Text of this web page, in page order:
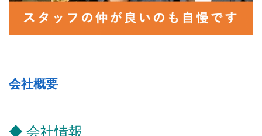
会社概要
◆ 会社情報